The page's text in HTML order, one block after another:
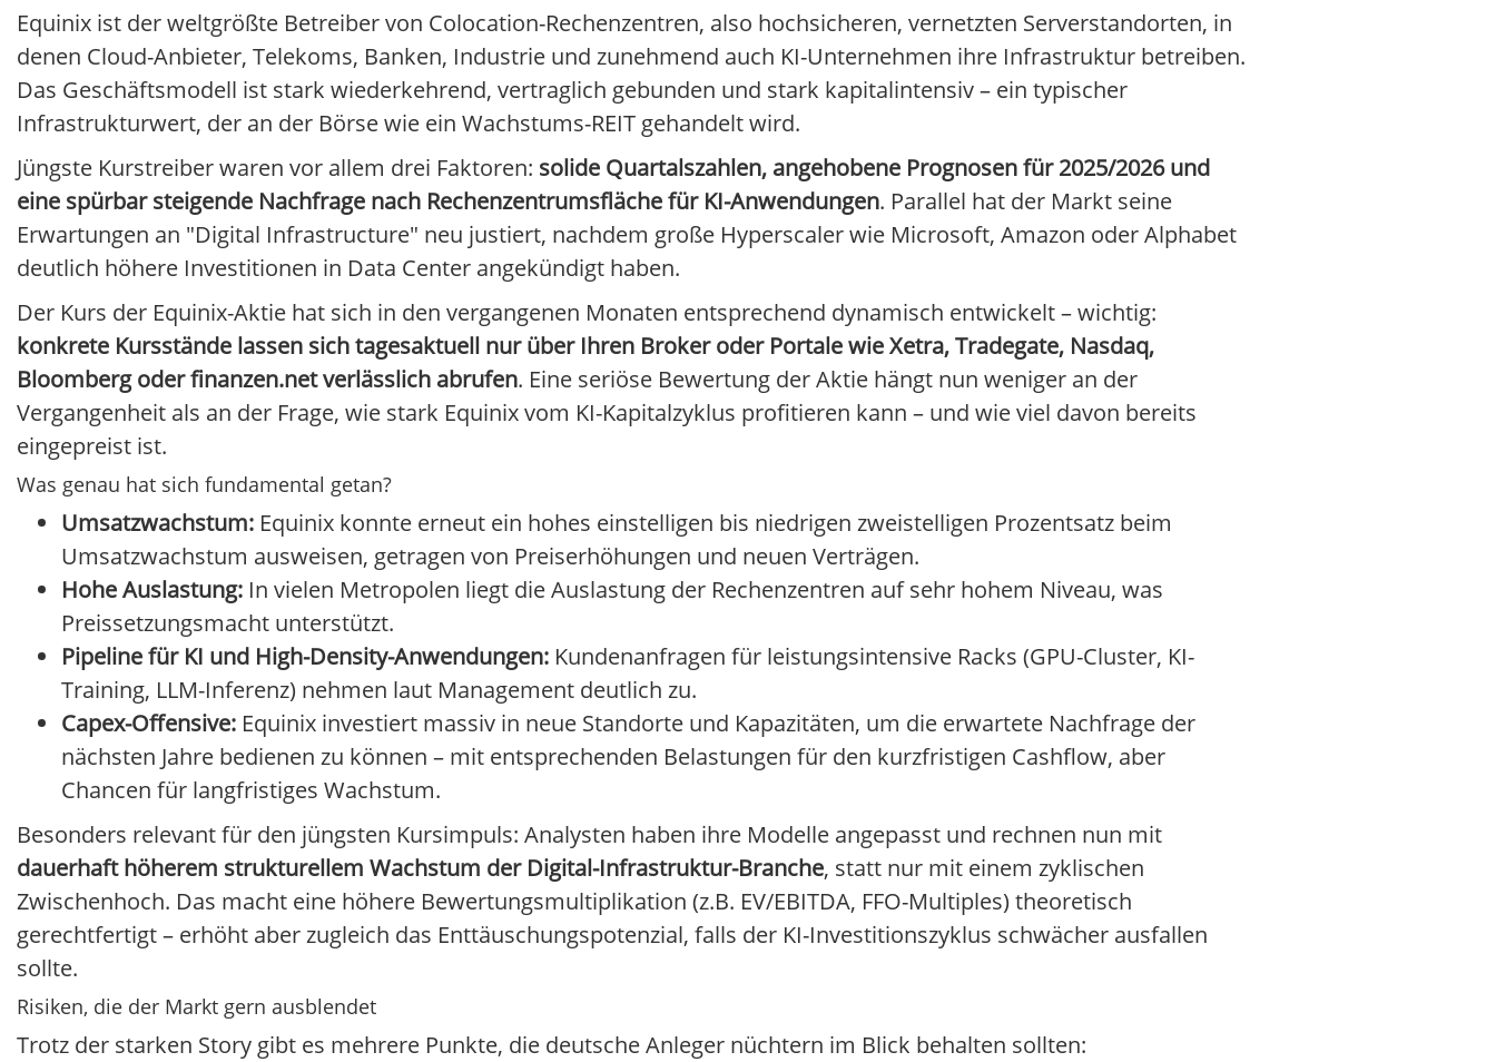
Equinix ist der weltgrößte Betreiber von Colocation-Rechenzentren, also hochsicheren, vernetzten Serverstandorten, in
denen Cloud-Anbieter, Telekoms, Banken, Industrie und zunehmend auch KI-Unternehmen ihre Infrastruktur betreiben.
Das Geschäftsmodell ist stark wiederkehrend, vertraglich gebunden und stark kapitalintensiv – ein typischer
Infrastrukturwert, der an der Börse wie ein Wachstums-REIT gehandelt wird.
Jüngste Kurstreiber waren vor allem drei Faktoren: solide Quartalszahlen, angehobene Prognosen für 2025/2026 und
eine spürbar steigende Nachfrage nach Rechenzentrumsfläche für KI-Anwendungen. Parallel hat der Markt seine
Erwartungen an "Digital Infrastructure" neu justiert, nachdem große Hyperscaler wie Microsoft, Amazon oder Alphabet
deutlich höhere Investitionen in Data Center angekündigt haben.
Der Kurs der Equinix-Aktie hat sich in den vergangenen Monaten entsprechend dynamisch entwickelt – wichtig:
konkrete Kursstände lassen sich tagesaktuell nur über Ihren Broker oder Portale wie Xetra, Tradegate, Nasdaq,
Bloomberg oder finanzen.net verlässlich abrufen. Eine seriöse Bewertung der Aktie hängt nun weniger an der
Vergangenheit als an der Frage, wie stark Equinix vom KI-Kapitalzyklus profitieren kann – und wie viel davon bereits
eingepreist ist.
Was genau hat sich fundamental getan?
Umsatzwachstum: Equinix konnte erneut ein hohes einstelligen bis niedrigen zweistelligen Prozentsatz beim
Umsatzwachstum ausweisen, getragen von Preiserhöhungen und neuen Verträgen.
Hohe Auslastung: In vielen Metropolen liegt die Auslastung der Rechenzentren auf sehr hohem Niveau, was
Preissetzungsmacht unterstützt.
Pipeline für KI und High-Density-Anwendungen: Kundenanfragen für leistungsintensive Racks (GPU-Cluster, KI-
Training, LLM-Inferenz) nehmen laut Management deutlich zu.
Capex-Offensive: Equinix investiert massiv in neue Standorte und Kapazitäten, um die erwartete Nachfrage der
nächsten Jahre bedienen zu können – mit entsprechenden Belastungen für den kurzfristigen Cashflow, aber
Chancen für langfristiges Wachstum.
Besonders relevant für den jüngsten Kursimpuls: Analysten haben ihre Modelle angepasst und rechnen nun mit
dauerhaft höherem strukturellem Wachstum der Digital-Infrastruktur-Branche, statt nur mit einem zyklischen
Zwischenhoch. Das macht eine höhere Bewertungsmultiplikation (z.B. EV/EBITDA, FFO-Multiples) theoretisch
gerechtfertigt – erhöht aber zugleich das Enttäuschungspotenzial, falls der KI-Investitionszyklus schwächer ausfallen
sollte.
Risiken, die der Markt gern ausblendet
Trotz der starken Story gibt es mehrere Punkte, die deutsche Anleger nüchtern im Blick behalten sollten: